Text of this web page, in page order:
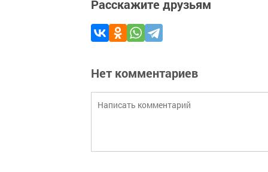
Расскажите друзьям
Нет комментариев